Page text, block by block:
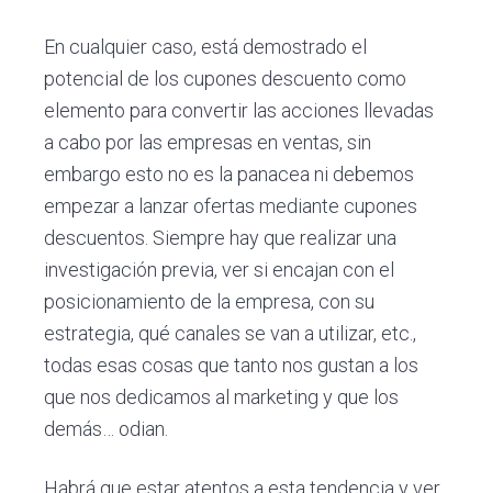
En cualquier caso, está demostrado el
potencial de los cupones descuento como
elemento para convertir las acciones llevadas
a cabo por las empresas en ventas, sin
embargo esto no es la panacea ni debemos
empezar a lanzar ofertas mediante cupones
descuentos. Siempre hay que realizar una
investigación previa, ver si encajan con el
posicionamiento de la empresa, con su
estrategia, qué canales se van a utilizar, etc.,
todas esas cosas que tanto nos gustan a los
que nos dedicamos al marketing y que los
demás… odian.
Habrá que estar atentos a esta tendencia y ver